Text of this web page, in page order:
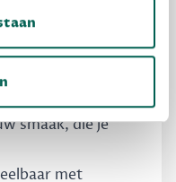
cadeaus.
in
smaak, die je
met